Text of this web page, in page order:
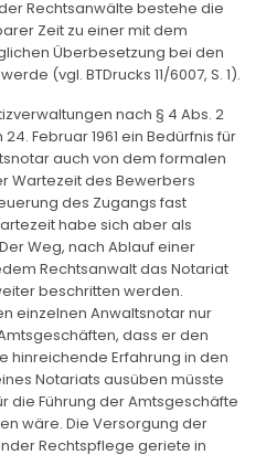
Rechtsanwälte bestehe die
Zeit zu einer mit dem
Überbesetzung bei den
(vgl. BTDrucks 11/6007, S. 1).
nach § 4 Abs. 2
Februar 1961 ein Bedürfnis für
auch von dem formalen
Wartezeit des Bewerbers
des Zugangs fast
habe sich aber als
Weg, nach Ablauf einer
Rechtsanwalt das Notariat
beschritten werden.
einzelnen Anwaltsnotar nur
dass er den
hinreichende Erfahrung in den
Notariats ausüben müsste
die Führung der Amtsgeschäfte
wäre. Die Versorgung der
Rechtspflege geriete in